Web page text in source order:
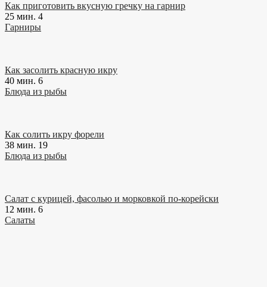
Как приготовить вкусную гречку на гарнир
25 мин. 4
Гарниры
Как засолить красную икру
40 мин. 6
Блюда из рыбы
Как солить икру форели
38 мин. 19
Блюда из рыбы
Салат с курицей, фасолью и морковкой по-корейски
12 мин. 6
Салаты